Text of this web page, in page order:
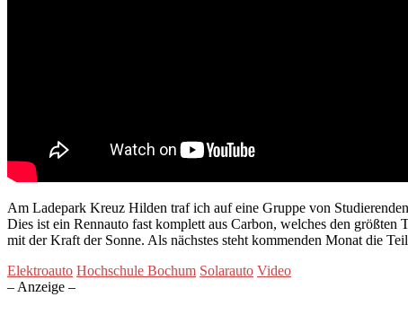
Am Ladepark Kreuz Hilden traf ich auf eine Gruppe von
Dies ist ein Rennauto fast komplett aus Carbon, welches den
mit der Kraft der Sonne. Als nächstes steht kommenden Monat die
Elektroauto Hochschule Bochum Solarauto Video
– Anzeige –